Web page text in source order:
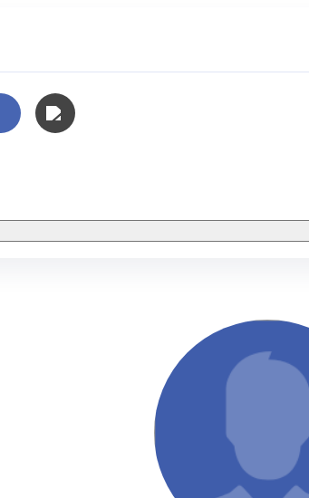
КНИГИ
Біблійне консультування